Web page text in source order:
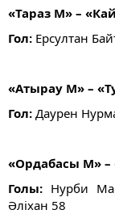
«Тараз М» –
Гол: Ерсултан
«Атырау М» –
Гол: Даурен
«Ордабасы М» –
Голы: Нурби
Әліхан 58